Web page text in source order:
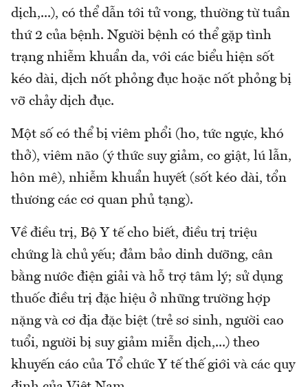
dịch,...), có thể dẫn tới tử vong, thường từ tuần
thứ 2 của bệnh. Người bệnh có thể gặp tình
trạng nhiễm khuẩn da, với các biểu hiện sốt
kéo dài, dịch nốt phỏng đục hoặc nốt phỏng bị
vỡ chảy dịch đục.
Một số có thể bị viêm phổi (ho, tức ngực, khó
thở), viêm não (ý thức suy giảm, co giật, lú lẫn,
hôn mê), nhiễm khuẩn huyết (sốt kéo dài, tổn
thương các cơ quan phủ tạng).
Về điều trị, Bộ Y tế cho biết, điều trị triệu
chứng là chủ yếu; đảm bảo dinh dưỡng, cân
bằng nước điện giải và hỗ trợ tâm lý; sử dụng
thuốc điều trị đặc hiệu ở những trường hợp
nặng và cơ địa đặc biệt (trẻ sơ sinh, người cao
tuổi, người bị suy giảm miễn dịch,...) theo
khuyến cáo của Tổ chức Y tế thế giới và các quy